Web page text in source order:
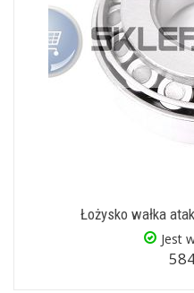
Łożysko wałka
Jest